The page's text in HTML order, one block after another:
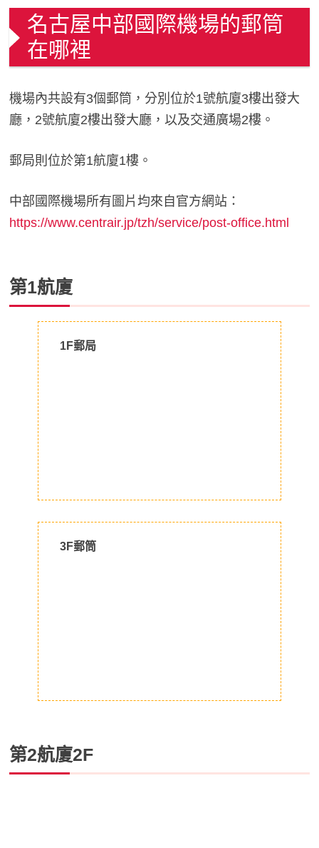
名古屋中部國際機場的郵筒
在哪裡
機場內共設有3個郵筒，分別位於1號航廈3樓出發大
廳，2號航廈2樓出發大廳，以及交通廣場2樓。
郵局則位於第1航廈1樓。
中部國際機場所有圖片均來自官方網站：
https://www.centrair.jp/tzh/service/post-office.html
第1航廈
1F郵局
3F郵筒
第2航廈2F